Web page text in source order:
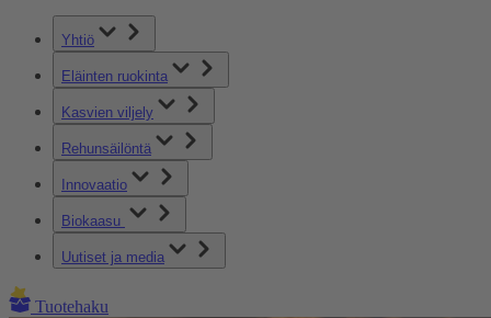
Yhtiö
Eläinten ruokinta
Kasvien viljely
Rehunsäilöntä
Innovaatio
Biokaasu
Uutiset ja media
Tuotehaku